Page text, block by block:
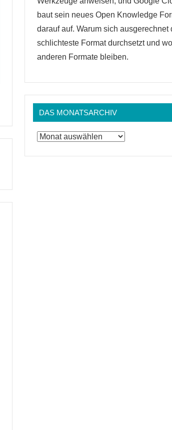
baut sein neues Open Knowledge
darauf auf. Warum sich ausgerechnet
schlichteste Format durchsetzt und
anderen Formate bleiben.
DAS MONATSARCHIV
Das